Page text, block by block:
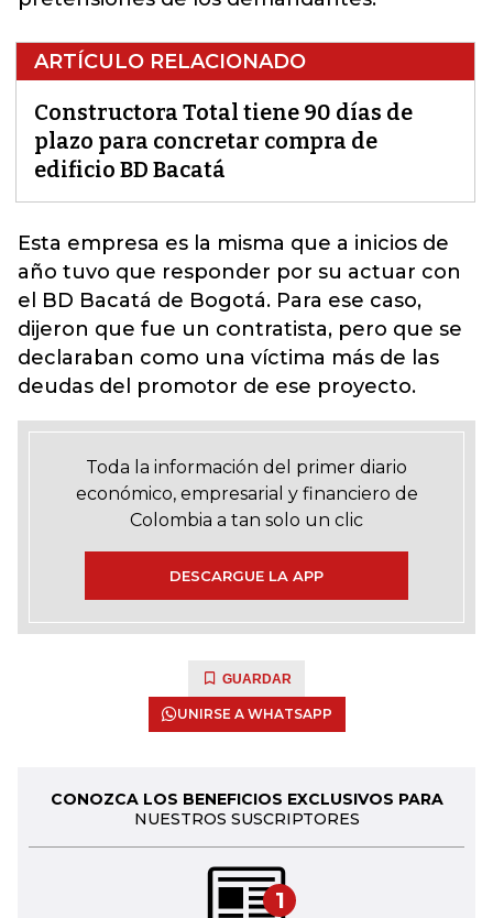
ARTÍCULO RELACIONADO
Constructora Total tiene 90 días de
plazo para concretar compra de
edificio BD Bacatá
Esta empresa es la misma que a inicios de
año tuvo que responder por su actuar con
el BD Bacatá de Bogotá. Para ese caso,
dijeron que fue un contratista, pero que se
declaraban como una víctima más de las
deudas del promotor de ese proyecto.
Toda la información del primer diario
económico, empresarial y financiero de
Colombia a tan solo un clic
DESCARGUE LA APP
GUARDAR
UNIRSE A WHATSAPP
CONOZCA LOS BENEFICIOS EXCLUSIVOS PARA
NUESTROS SUSCRIPTORES
1